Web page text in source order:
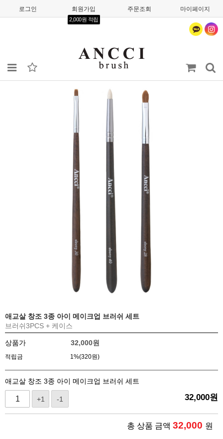
로그인 회원가입
2,000원 적립
주문조회 마이페이지
애교살 창조 3종 아이 메이크업 브러쉬 세트
브러쉬3PCS + 케이스
상품가 32,000원
적립금 1%(320원)
애교살 창조 3종 아이 메이크업 브러쉬 세트
+1 -1 32,000원
총 상품 금액 32,000 원